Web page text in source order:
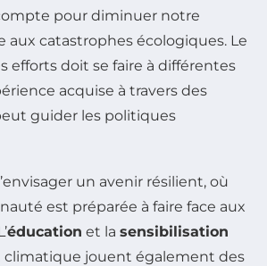
pour diminuer notre
aux catastrophes écologiques. Le
efforts doit se faire à différentes
acquise à travers des
guider les politiques
un avenir résilient, où
est préparée à faire face aux
éducation et la sensibilisation
jouent également des